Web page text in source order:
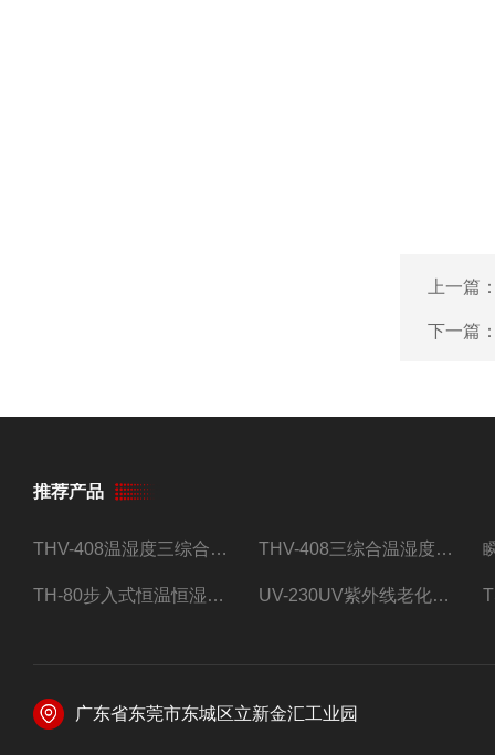
上一篇
下一篇
推荐产品
THV-408温湿度三综合试验箱 THV-408三综合温湿度振动试验箱
TH-80步入式恒温恒湿试验房 UV-230UV紫外线老化试验箱
广东省东莞市东城区立新金汇工业园